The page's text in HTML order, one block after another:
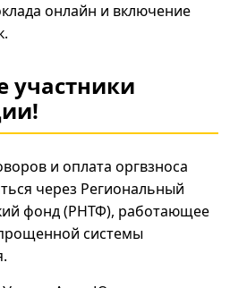
онлайн и включение
и оплата оргвзноса
через Региональный
фонд (РНТФ), работающее
системы